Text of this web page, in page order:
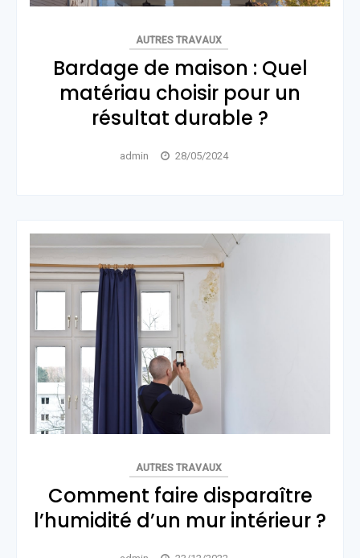
AUTRES TRAVAUX
Bardage de maison : Quel
matériau choisir pour un
résultat durable ?
admin 28/05/2024
AUTRES TRAVAUX
Comment faire disparaître
l’humidité d’un mur intérieur ?